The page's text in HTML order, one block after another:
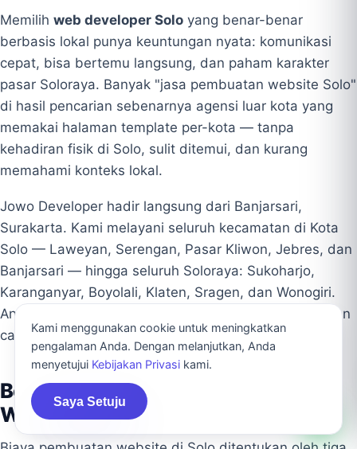
Memilih web developer Solo yang benar-benar
berbasis lokal punya keuntungan nyata: komunikasi
cepat, bisa bertemu langsung, dan paham karakter
pasar Soloraya. Banyak "jasa pembuatan website Solo"
di hasil pencarian sebenarnya agensi luar kota yang
memakai halaman template per-kota — tanpa
kehadiran fisik di Solo, sulit ditemui, dan kurang
memahami konteks lokal.
Jowo Developer hadir langsung dari Banjarsari,
Surakarta. Kami melayani seluruh kecamatan di Kota
Solo — Laweyan, Serengan, Pasar Kliwon, Jebres, dan
Banjarsari — hingga seluruh Soloraya: Sukoharjo,
Karanganyar, Boyolali, Klaten, Sragen, dan Wonogiri.
Anda berkomunikasi langsung dengan tim lokal, bukan
call center atau perantara.
Berapa Biaya Jasa Pembuatan
Website di Solo?
Kami menggunakan cookie untuk meningkatkan
pengalaman Anda. Dengan melanjutkan, Anda
menyetujui Kebijakan Privasi kami.
Saya Setuju